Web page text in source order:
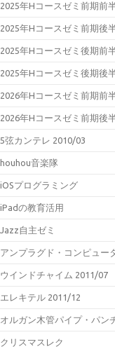
2025年Hコースゼミ前期前
2025年Hコースゼミ前期後
2025年Hコースゼミ後期前
2025年Hコースゼミ後期後
2026年Hコースゼミ前期前
2026年Hコースゼミ前期後
5弦カンテレ 2010/03
houhou音楽隊
iOSプログラミング
iPadの教育活用
Jazz自主ゼミ
アンプラグド・コンピュー
ウインドチャイム 2011/07
エレキテル 2011/12
オルガン木管パイプ・パ
クリスマスレク